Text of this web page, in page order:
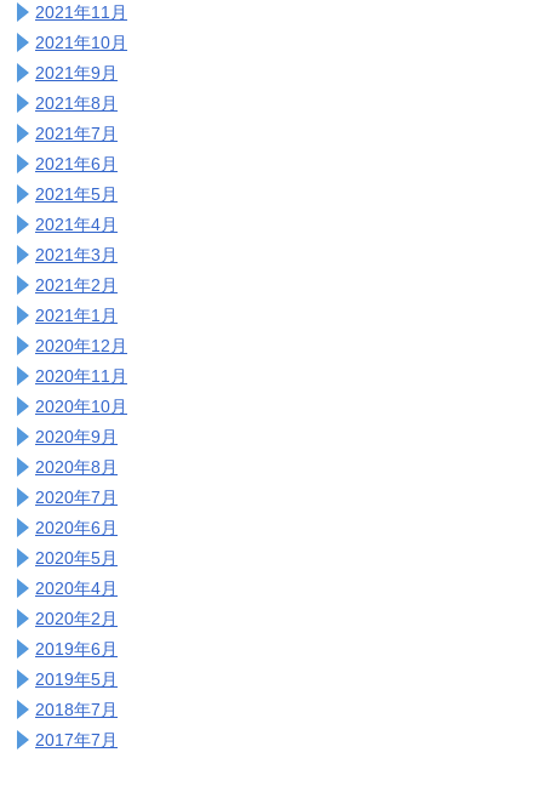
2021年11月
2021年10月
2021年9月
2021年8月
2021年7月
2021年6月
2021年5月
2021年4月
2021年3月
2021年2月
2021年1月
2020年12月
2020年11月
2020年10月
2020年9月
2020年8月
2020年7月
2020年6月
2020年5月
2020年4月
2020年2月
2019年6月
2019年5月
2018年7月
2017年7月